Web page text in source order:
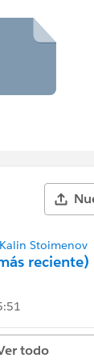
Kalin Stoimenov
reciente)
todo